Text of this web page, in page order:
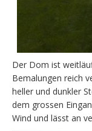
Der Dom ist
Bemalungen reich
heller und dunkler
dem grossen
Wind und lässt an